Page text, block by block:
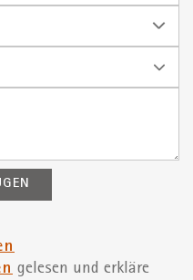
gelesen und erkläre